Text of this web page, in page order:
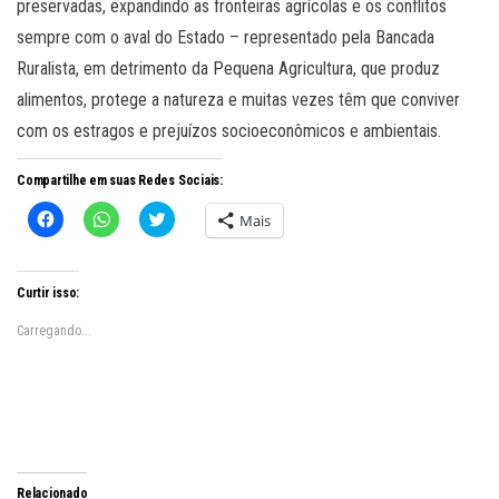
preservadas, expandindo as fronteiras agrícolas e os conflitos
sempre com o aval do Estado – representado pela Bancada
Ruralista, em detrimento da Pequena Agricultura, que produz
alimentos, protege a natureza e muitas vezes têm que conviver
com os estragos e prejuízos socioeconômicos e ambientais.
Compartilhe em suas Redes Sociais:
C
l
u
e
p
r
l
h
C
l
C
l Mais
Curtir isso:
Carregando...
Relacionado